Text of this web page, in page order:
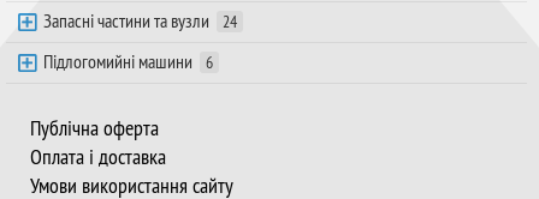
Запасні частини та вузли 24
Підлогомийні машини 6
Публічна оферта
Оплата і доставка
Умови використання сайту